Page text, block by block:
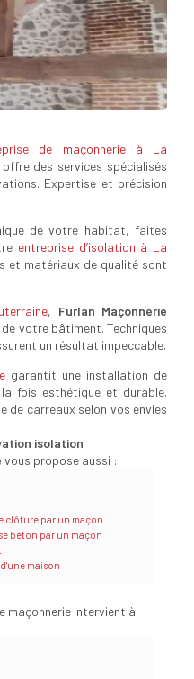
de maçonnerie à La
offre des services spécialisés
Expertise et précision
de votre habitat, faites
entreprise d’isolation à La
et matériaux de qualité sont
, Furlan Maçonnerie
votre bâtiment. Techniques
un résultat impeccable.
garantit une installation de
fois esthétique et durable.
de carreaux selon vos envies
isolation
vous propose aussi :
clôture par un maçon
béton par un maçon
maison
maçonnerie intervient à